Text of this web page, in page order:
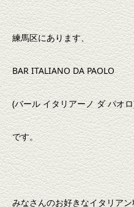
練馬区にあります、
BAR ITALIANO DA PAOLO
(バール イタリアーノ ダ パオ
です。
みなさんのお好きなイタリア